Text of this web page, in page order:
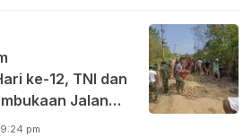
ke-12, TNI dan
Jalan
Bor, Tokoh
pm